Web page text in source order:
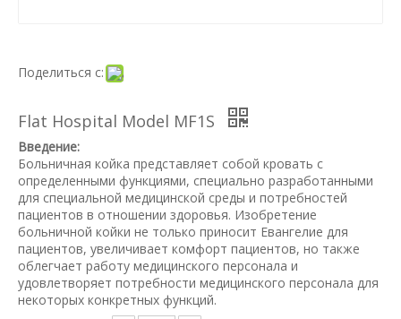
Поделиться с:
Flat Hospital Model MF1S
Введение:
Больничная койка представляет собой кровать с
определенными функциями, специально разработанными
для специальной медицинской среды и потребностей
пациентов в отношении здоровья. Изобретение
больничной койки не только приносит Евангелие для
пациентов, увеличивает комфорт пациентов, но также
облегчает работу медицинского персонала и
удовлетворяет потребности медицинского персонала для
некоторых конкретных функций.